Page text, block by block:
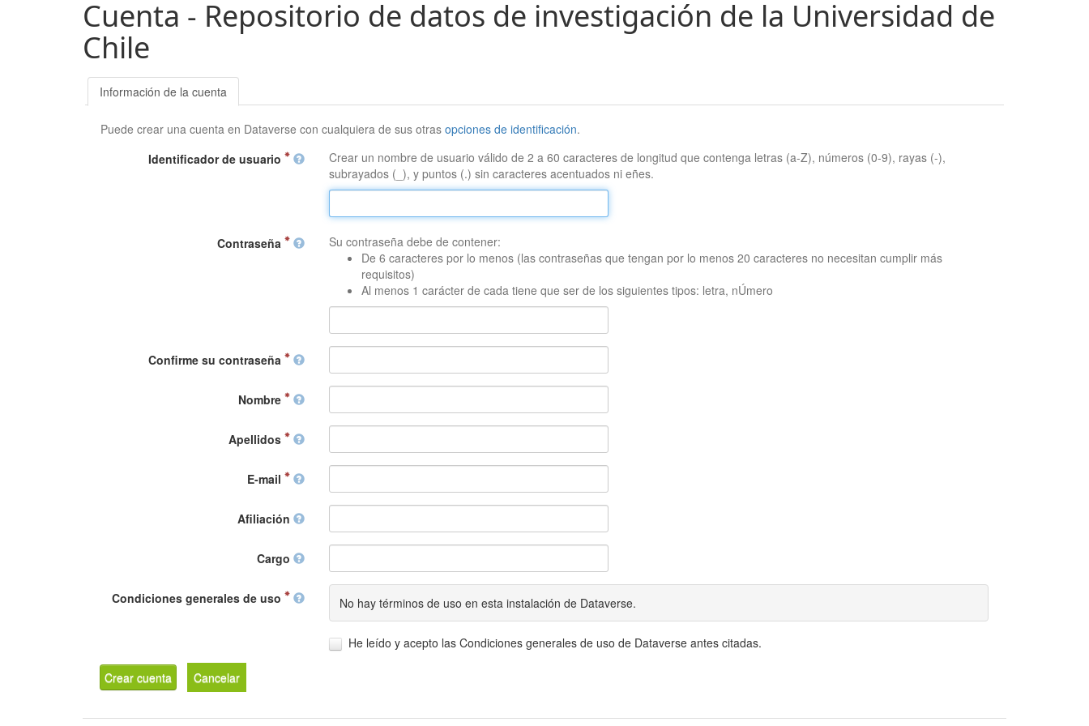
Cuenta - Repositorio de datos de investigación de la Universidad de
Chile
Información de la cuenta
Puede crear una cuenta en Dataverse con cualquiera de sus otrasopciones de identificación.
Identificador de usuario
Crear un nombre de usuario válido de 2 a 60 caracteres de longitud que contenga letras (a-Z), números (0-9), rayas (-),
subrayados (_), y puntos (.) sin caracteres acentuados ni eñes.
Contraseña
Su contraseña debe de contener:
De 6 caracteres por lo menos (las contraseñas que tengan por lo menos 20 caracteres no necesitan cumplir más
requisitos)
Al menos 1 carácter de cada tiene que ser de los siguientes tipos: letra, nÚmero
Confirme su contraseña
Nombre
Apellidos
E-mail
Afiliación
Cargo
Condiciones generales de uso No hay términos de uso en esta instalación de Dataverse.
He leído y acepto las Condiciones generales de uso de Dataverse antes citadas.
Crear cuenta Cancelar